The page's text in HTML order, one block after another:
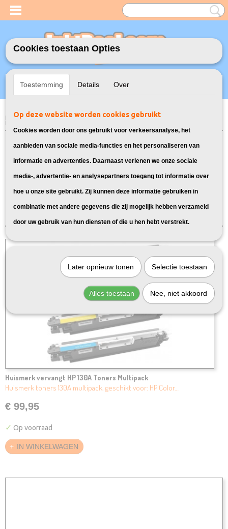
Inloggen Registreren
UW WINKELWAGEN
Home>Toners>130A Toners voor HP> Toners voor HP Color LaserJet
Bekijk alle toner cartridges voor HP
Color LaserJet Pro MFP M176
Huismerk vervangt HP 130A Toners Multipack
Huismerk toners 130A multipack, geschikt voor: HP Color…
€ 99,95
✓ Op voorraad
IN WINKELWAGEN
Cookies toestaan Opties
Toestemming Details Over
Op deze website worden cookies gebruikt
Cookies worden door ons gebruikt voor verkeersanalyse, het
aanbieden van sociale media-functies en het personaliseren van
informatie en advertenties. Daarnaast verlenen we onze sociale
media-, advertentie- en analysepartners toegang tot informatie over
hoe u onze site gebruikt. Zij kunnen deze informatie gebruiken in
combinatie met andere gegevens die zij mogelijk hebben verzameld
door uw gebruik van hun diensten of die u hen hebt verstrekt.
Later opnieuw tonen Selectie toestaan
Alles toestaan Nee, niet akkoord